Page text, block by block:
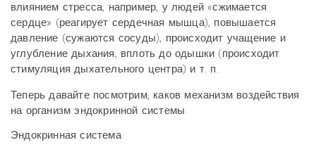
влиянием стресса, например, у людей «сжимается
сердце» (реагирует сердечная мышца), повышается
давление (сужаются сосуды), происходит учащение и
углубление дыхания, вплоть до одышки (происходит
стимуляция дыхательного центра) и т. п.
Теперь давайте посмотрим, каков механизм воздействия
на организм эндокринной системы.
Эндокринная система